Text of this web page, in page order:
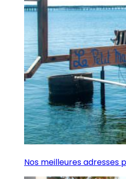
Nos meilleures adresses